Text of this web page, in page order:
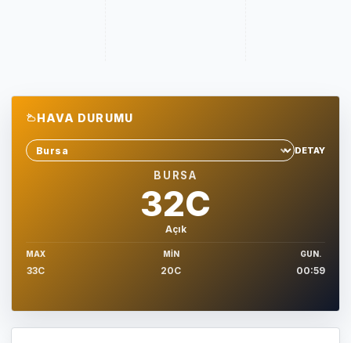
HAVA DURUMU
Sehir sec
DETAY
BURSA
32C
Açık
MAX
33C
MIN
20C
GUN.
00:59